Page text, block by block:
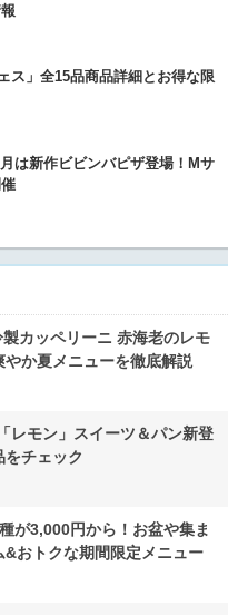
ス」全15品商品詳細とお得な限
は新作ビビンバピザ登場！Mサ
カッペリーニ 赤海老のレモ
か夏メニューを徹底解説
レモン」スイーツ＆パン新登
チェック
が3,000円から！お盆や集ま
&おトクな期間限定メニュー